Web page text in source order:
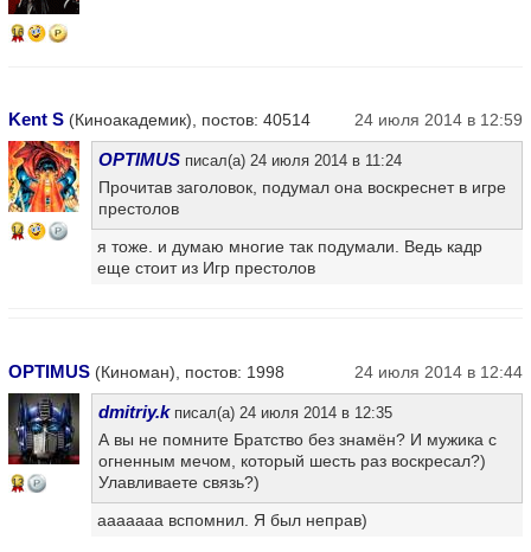
16
Kent S (Киноакадемик), постов: 40514 24 июля 2014 в 12:59
14
OPTIMUS писал(а) 24 июля 2014 в 11:24
Прочитав заголовок, подумал она воскреснет в игре
престолов
я тоже. и думаю многие так подумали. Ведь кадр
еще стоит из Игр престолов
OPTIMUS (Киноман), постов: 1998 24 июля 2014 в 12:44
13
dmitriy.kписал(а) 24 июля 2014 в 12:35
А вы не помните Братство без знамён? И мужика с
огненным мечом, который шесть раз воскресал?)
Улавливаете связь?)
ааааааа вспомнил. Я был неправ)